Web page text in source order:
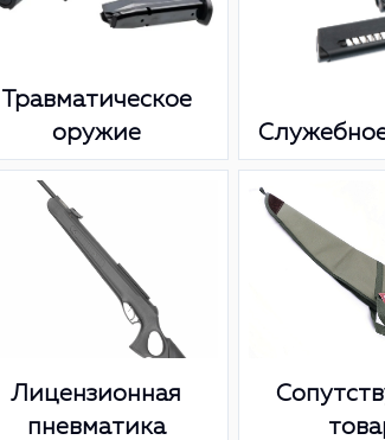
Травматическое
оружие
Лицензионная
пневматика